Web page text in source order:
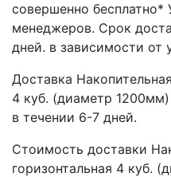
совершенно бесплатно*
менеджеров. Срок
дней. в зависимости от
Доставка
4 куб. (диаметр
в течении 6-7 дней.
Стоимость доставки
горизонтальная 4 куб.